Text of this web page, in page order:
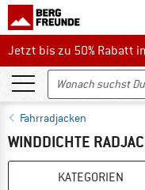
Jetzt bis zu 50% Rabatt
Jetzt bis zu 50% Rabatt
Fahrradjacken
WINDDICHTE
KATEGORIEN